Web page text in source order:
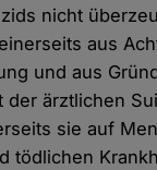
nicht
aus
und aus
der ärztlichen
sie auf
tödlichen